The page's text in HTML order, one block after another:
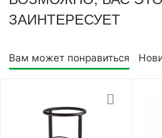
ЗАИНТЕРЕСУЕТ
Вам может понравиться